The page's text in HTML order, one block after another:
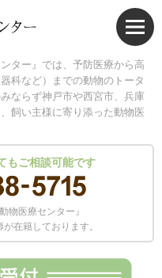
ター』では、予防医療から高
など）までの動物のトータ
ならず神戸市や西宮市、兵庫
飼い主様に寄り添った動物医
もご相談可能です
物医療センター』
在籍しております。